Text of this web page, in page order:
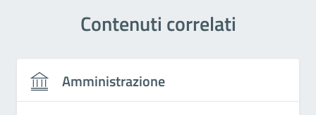
Contenuti correlati
Amministrazione